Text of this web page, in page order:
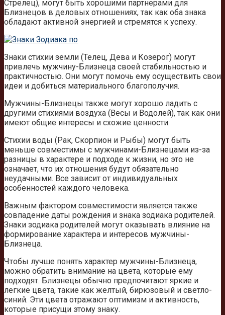
Стрелец), могут быть хорошими партнерами для
Близнецов в деловых отношениях, так как оба знака
обладают активной энергией и стремятся к успеху.
Знаки стихии земли (Телец, Дева и Козерог) могут
привлечь мужчину-Близнеца своей стабильностью и
практичностью. Они могут помочь ему осуществить свои
идеи и добиться материального благополучия.
Мужчины-Близнецы также могут хорошо ладить с
другими стихиями воздуха (Весы и Водолей), так как они
имеют общие интересы и схожие ценности.
Стихии воды (Рак, Скорпион и Рыбы) могут быть
меньше совместимы с мужчинами-Близнецами из-за
разницы в характере и подходе к жизни, но это не
означает, что их отношения будут обязательно
неудачными. Все зависит от индивидуальных
особенностей каждого человека.
Важным фактором совместимости является также
совпадение даты рождения и знака зодиака родителей.
Знаки зодиака родителей могут оказывать влияние на
формирование характера и интересов мужчины-
Близнеца.
Чтобы лучше понять характер мужчины-Близнеца,
можно обратить внимание на цвета, которые ему
подходят. Близнецы обычно предпочитают яркие и
легкие цвета, такие как желтый, бирюзовый и светло-
синий. Эти цвета отражают оптимизм и активность,
которые присущи этому знаку.